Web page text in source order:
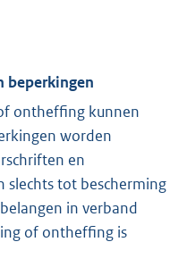
beperkingen
ontheffing kunnen
worden
en
slechts tot bescherming
in verband
of ontheffing is